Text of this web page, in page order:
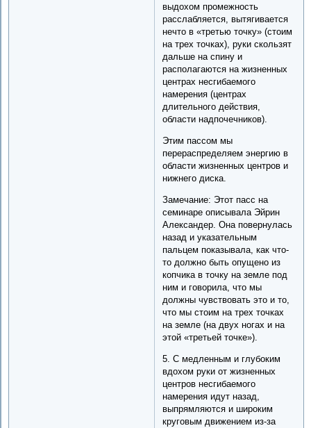
выдохом промежность
расслабляется, вытягивается
нечто в «третью точку» (стоим
на трех точках), руки скользят
дальше на спину и
располагаются на жизненных
центрах несгибаемого
намерения (центрах
длительного действия,
области надпочечников).
Этим пассом мы
перераспределяем энергию в
области жизненных центров и
нижнего диска.
Замечание: Этот пасс на
семинаре описывала Эйрин
Александер. Она повернулась
назад и указательным
пальцем показывала, как что-
то должно быть опущено из
копчика в точку на земле под
ним и говорила, что мы
должны чувствовать это и то,
что мы стоим на трех точках
на земле (на двух ногах и на
этой «третьей точке»).
5. С медленным и глубоким
вдохом руки от жизненных
центров несгибаемого
намерения идут назад,
выпрямляются и широким
круговым движением из-за